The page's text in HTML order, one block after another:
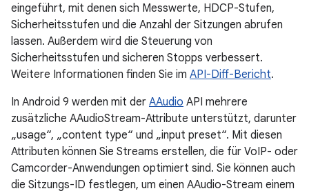
eingeführt, mit denen sich Messwerte, HDCP-Stufen,
Sicherheitsstufen und die Anzahl der Sitzungen abrufen
lassen. Außerdem wird die Steuerung von
Sicherheitsstufen und sicheren Stopps verbessert.
Weitere Informationen finden Sie im API-Diff-Bericht.
In Android 9 werden mit der AAudio API mehrere
zusätzliche AAudioStream-Attribute unterstützt, darunter
„usage“, „content type“ und „input preset“. Mit diesen
Attributen können Sie Streams erstellen, die für VoIP- oder
Camcorder-Anwendungen optimiert sind. Sie können auch
die Sitzungs-ID festlegen, um einen AAudio-Stream einem